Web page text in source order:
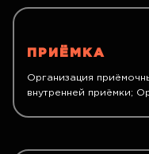
ПРИЁМКА
Организация
внутренней приёмки;